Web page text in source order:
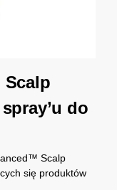
Scalp
do
Scalp
się produktów